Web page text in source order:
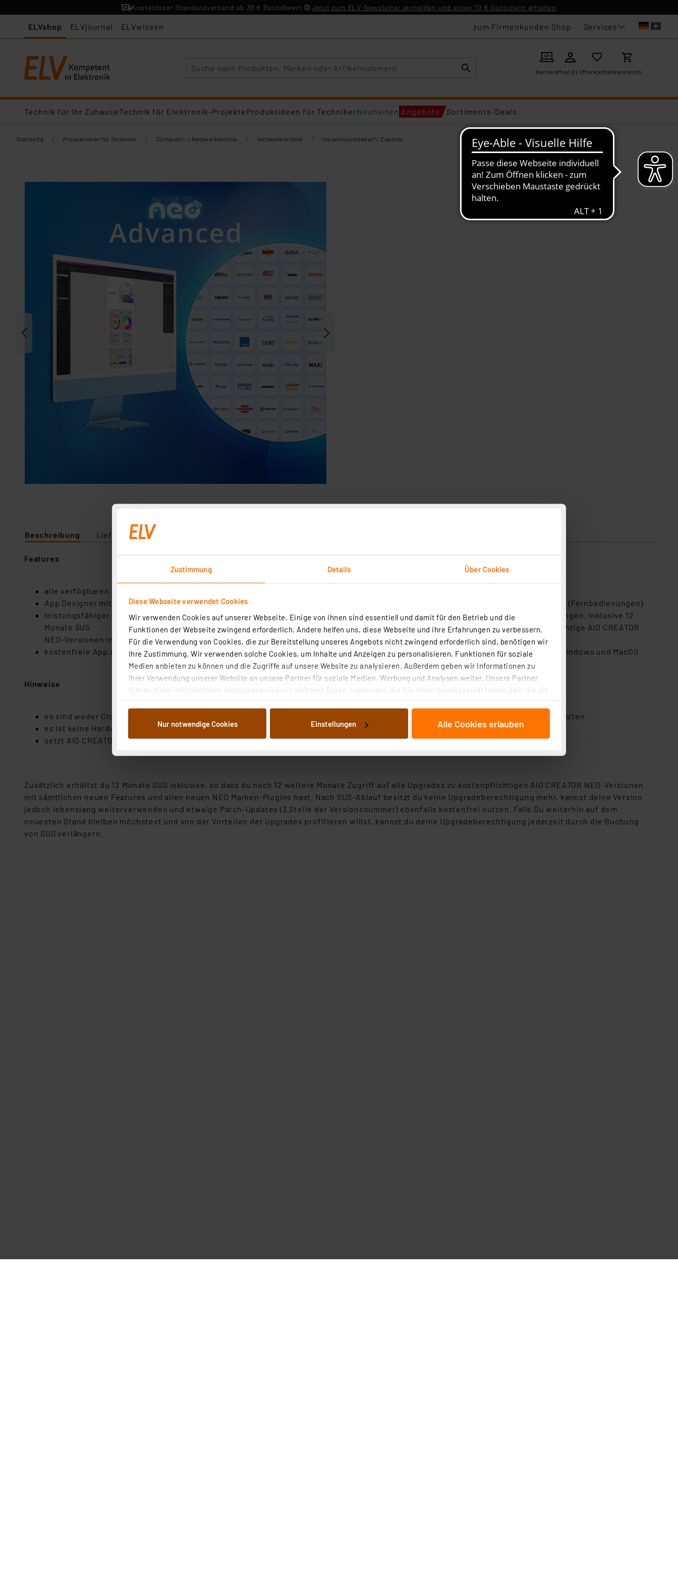
Zustimmung Details Über Cookies
Diese Webseite verwendet Cookies
Wir verwenden Cookies auf unserer Webseite. Einige von ihnen sind essentiell und damit für den Betrieb und die
Funktionen der Webseite zwingend erforderlich. Andere helfen uns, diese Webseite und ihre Erfahrungen zu verbessern.
Für die Verwendung von Cookies, die zur Bereitstellung unseres Angebots nicht zwingend erforderlich sind, benötigen wir
Ihre Zustimmung. Wir verwenden solche Cookies, um Inhalte und Anzeigen zu personalisieren, Funktionen für soziale
Medien anbieten zu können und die Zugriffe auf unsere Website zu analysieren. Außerdem geben wir Informationen zu
Ihrer Verwendung unserer Website an unsere Partner für soziale Medien, Werbung und Analysen weiter. Unsere Partner
führen diese Informationen möglicherweise mit weiteren Daten zusammen, die Sie ihnen bereitgestellt haben oder die sie
Weiterverarbeitung für die nachfolgend dargestellten bzw. die von Ihnen ausgewählten Verarbeitungszwecke (Art. 6
Abs.1a DSG-VO) zu. Eine detaillierte Auflistung der einzelnen Cookies nach Zweck und Anbieter ist durch Klick auf den
Auswertung und Analyse bis zum Zeitpunkt des Widerrufs bleibt hiervon unberührt. Ihre Browser-Einstellungen können
dazu führen, dass die Einstellungen nicht längerfristig gespeichert werden und dieses Banner erneut angezeigt wird.
„Einige Drittanbieter verarbeiten personenbezogene Daten in den USA. Ihre Einwilligung zur Einbindung von Cookies
Nur notwendige Cookies Einstellungen Alle Cookies erlauben
Kostenloser Standardversand ab 39 € Bestellwert Jetzt zum ELV-Newsletter anmelden und einen 10 € Gutschein erhalten
ELVshop ELVjournal ELVwissen zum Firmenkunden Shop Services
KarriereMein ELVMerkzettelWarenkorb
Technik für Ihr ZuhauseTechnik für Elektronik-ProjekteProduktideen für TechnikerNeuheiten Angebote Sortiments-Deals
Startseite / Produktideen für Techniker / Computer- / Netzwerktechnik / Netzwerktechnik / Installationsbedarf / Zubehör
Beschreibung Lieferumfang
Features
alle verfügbaren NEO Marken-Plugins der Version werden freigeschaltet
App Designer mit grafischem Drag’n Drop Editor und vielen leistungsstarken Tools und Werkzeugen zur Gestaltung individueller Apps (Fernbedienungen)
leistungsfähiger Automation Manager mit intuitivem Block-Editor und Script-Editor zur Erstellung von regelbasierten Automatisierungen. inklusive 12
Monate SUS → Mit aktivem SUS Upgradeberechtigung auf höhere, kostenpflichtige AIO CREATOR
NEO-Versionen inklusive aller neuen Features sowie aller neuen NEO Marken-Plugins
kostenfreie App AIO REMOTE NEO für iOS und Android (Anzahl der Smartphones/ Tablets ist unbegrenzt) sowie als Desktop-App für Windows und MacOS
Hinweise
es sind weder Cloud-Services (und die darüber unterstützten Cloud-Marken) noch unsere optionalen Icon-Sets im Lieferumfang enthalten
es ist keine Hardware im Lieferumfang enthalten
setzt AIO CREATOR NEO Version 3.0.0. voraus
Zusätzlich erhältst du 12 Monate SUS inklusive, so dass du noch 12 weitere Monate Zugriff auf alle Upgrades zu kostenpflichtigen AIO CREATOR NEO-Versionen
mit sämtlichen neuen Features und allen neuen NEO Marken-Plugins hast. Nach SUS-Ablauf besitzt du keine Upgradeberechtigung mehr, kannst deine Version
jedoch lebenslang weiterverwenden und etwaige Patch-Updates (3.Stelle der Versionsnummer) ebenfalls kostenfrei nutzen. Falls Du weiterhin auf dem
neuesten Stand bleiben möchstest und von der Vorteilen der Upgrades profitieren willst, kannst du deine Upgradeberechtigung jederzeit durch die Buchung
von SUS verlängern.